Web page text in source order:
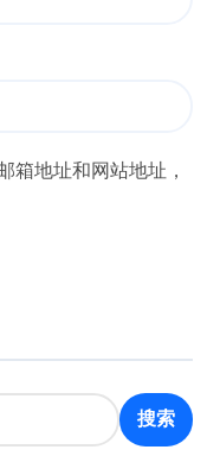
箱地址和网站地址，
搜索